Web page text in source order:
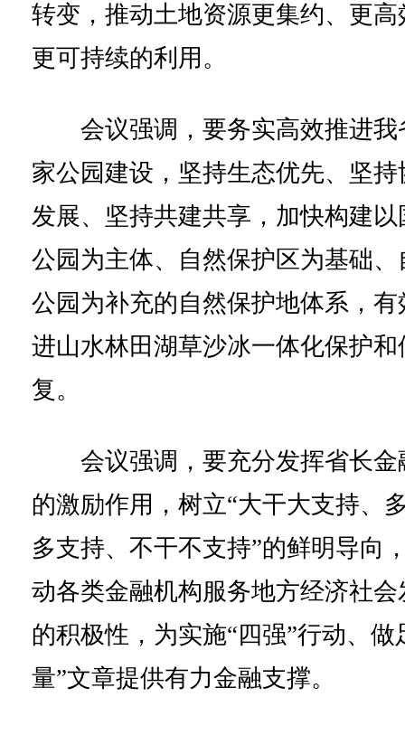
转变，推动土地资源更集约、更高
更可持续的利用。
会议强调，要务实高效推进我
家公园建设，坚持生态优先、坚持
发展、坚持共建共享，加快构建以
公园为主体、自然保护区为基础、
公园为补充的自然保护地体系，有
进山水林田湖草沙冰一体化保护和
复。
会议强调，要充分发挥省长金
的激励作用，树立“大干大支持、
多支持、不干不支持”的鲜明导向
动各类金融机构服务地方经济社会
的积极性，为实施“四强”行动、做
量”文章提供有力金融支撑。